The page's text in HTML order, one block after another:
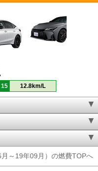
12.8km/L
～19年09月）の燃費TOPへ